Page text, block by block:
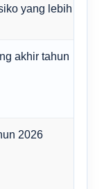
yang lebih
akhir tahun
2026